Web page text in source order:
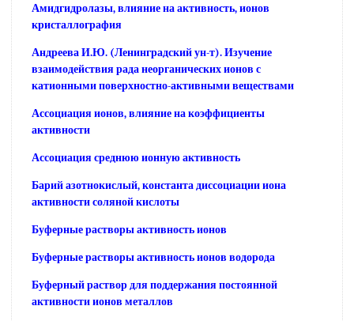
Амидгидролазы, влияние на активность, ионов
кристаллография
Андреева И.Ю. (Ленинградский ун-т). Изучение
взаимодействия рада неорганических ионов с
катионными поверхностно-активными веществами
Ассоциация ионов, влияние на коэффициенты
активности
Ассоциация среднюю ионную активность
Барий азотнокислый, константа диссоциации иона
активности соляной кислоты
Буферные растворы активность ионов
Буферные растворы активность ионов водорода
Буферный раствор для поддержания постоянной
активности ионов металлов